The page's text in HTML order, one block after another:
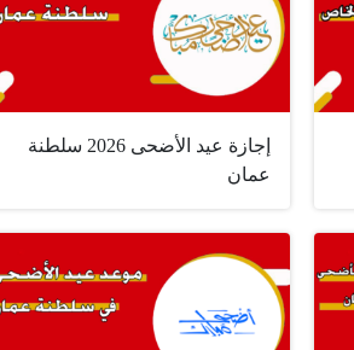
إجازة عيد الأضحى 2026 سلطنة
عمان